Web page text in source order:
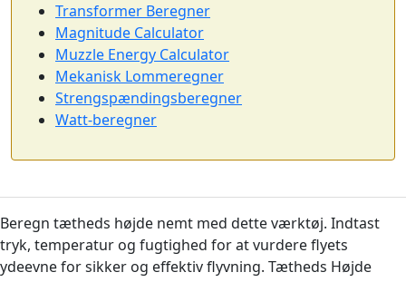
Transformer Beregner
Magnitude Calculator
Muzzle Energy Calculator
Mekanisk Lommeregner
Strengspændingsberegner
Watt-beregner
Beregn tætheds højde nemt med dette værktøj. Indtast
tryk, temperatur og fugtighed for at vurdere flyets
ydeevne for sikker og effektiv flyvning. Tætheds Højde